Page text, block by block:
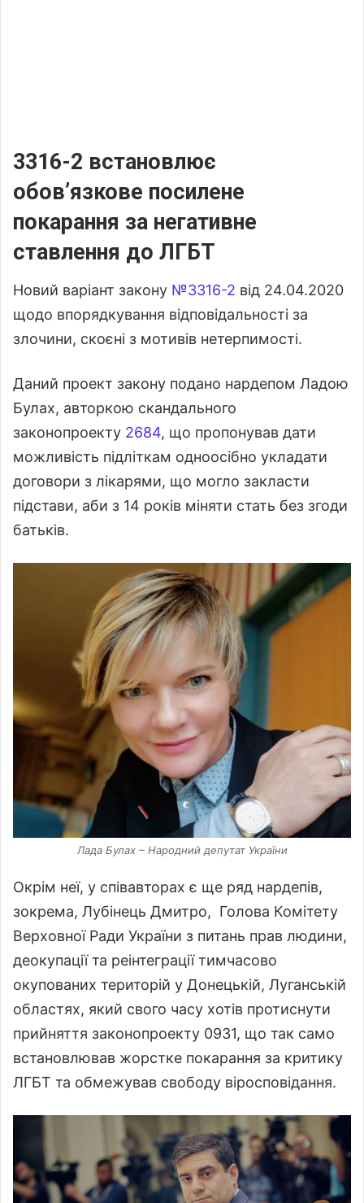
3316-2 встановлює
обов’язкове посилене
покарання за негативне
ставлення до ЛГБТ
Новий варіант закону №3316-2 від 24.04.2020
щодо впорядкування відповідальності за
злочини, скоєні з мотивів нетерпимості.
Даний проект закону подано нардепом Ладою
Булах, авторкою скандального
законопроекту 2684, що пропонував дати
можливість підліткам одноосібно укладати
договори з лікарями, що могло закласти
підстави, аби з 14 років міняти стать без згоди
батьків.
Лада Булах – Народний депутат України
Окрім неї, у співавторах є ще ряд нардепів,
зокрема, Лубінець Дмитро, Голова Комітету
Верховної Ради України з питань прав людини,
деокупації та реінтеграції тимчасово
окупованих територій у Донецькій, Луганській
областях, який свого часу хотів протиснути
прийняття законопроекту 0931, що так само
встановлював жорстке покарання за критику
ЛГБТ та обмежував свободу віросповідання.